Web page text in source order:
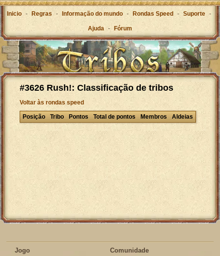
Inicio - Regras - Informação do mundo - Rondas Speed - Suporte -
Ajuda - Fórum
#3626 Rush!: Classificação de tribos
Voltar às rondas speed
Posição Tribo Pontos Total de pontos Membros Aldeias
Jogo Comunidade